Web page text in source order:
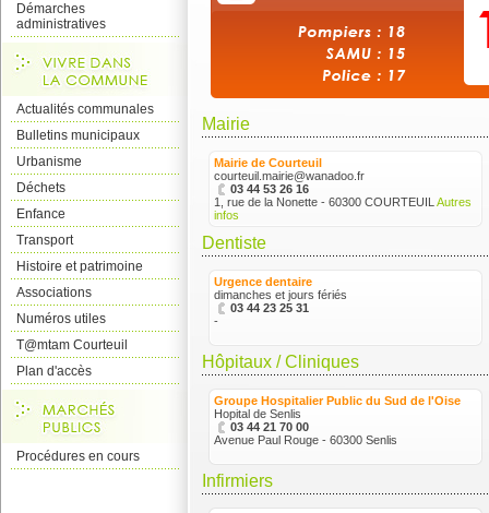
Démarches
administratives
Actualités communales
Bulletins municipaux
Urbanisme
Déchets
Enfance
Transport
Histoire et patrimoine
Associations
Numéros utiles
T@mtam Courteuil
Plan d'accès
Procédures en cours
Mairie
Mairie de Courteuil
courteuil.mairie@wanadoo.fr
03 44 53 26 16
1, rue de la Nonette - 60300 COURTEUIL Autres
infos
Dentiste
Urgence dentaire
dimanches et jours fériés
03 44 23 25 31
-
Hôpitaux / Cliniques
Groupe Hospitalier Public du Sud de l'Oise
Hopital de Senlis
03 44 21 70 00
Avenue Paul Rouge - 60300 Senlis
Infirmiers